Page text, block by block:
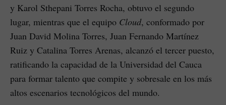
y Karol Sthepani Torres Rocha, obtuvo el segundo
lugar, mientras que el equipo Cloud, conformado por
Juan David Molina Torres, Juan Fernando Martínez
Ruiz y Catalina Torres Arenas, alcanzó el tercer puesto,
ratificando la capacidad de la Universidad del Cauca
para formar talento que compite y sobresale en los más
altos escenarios tecnológicos del mundo.